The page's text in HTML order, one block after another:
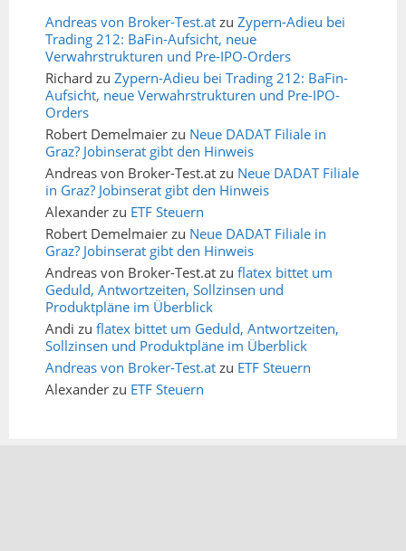
Andreas von Broker-Test.at zu Zypern-Adieu bei
Trading 212: BaFin-Aufsicht, neue
Verwahrstrukturen und Pre-IPO-Orders
Richard zu Zypern-Adieu bei Trading 212: BaFin-
Aufsicht, neue Verwahrstrukturen und Pre-IPO-
Orders
Robert Demelmaier zu Neue DADAT Filiale in
Graz? Jobinserat gibt den Hinweis
Andreas von Broker-Test.at zu Neue DADAT Filiale
in Graz? Jobinserat gibt den Hinweis
Alexander zu ETF Steuern
Robert Demelmaier zu Neue DADAT Filiale in
Graz? Jobinserat gibt den Hinweis
Andreas von Broker-Test.at zu flatex bittet um
Geduld, Antwortzeiten, Sollzinsen und
Produktpläne im Überblick
Andi zu flatex bittet um Geduld, Antwortzeiten,
Sollzinsen und Produktpläne im Überblick
Andreas von Broker-Test.at zu ETF Steuern
Alexander zu ETF Steuern